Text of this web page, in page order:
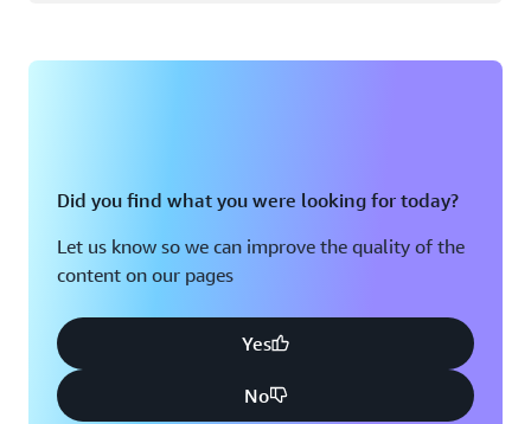
Did you find what you were looking for today?
Let us know so we can improve the quality of the
content on our pages
Yes
No